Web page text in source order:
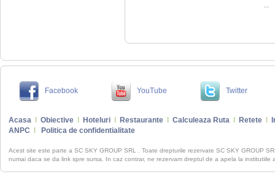
...
Facebook YouTube Twitter
Acasa Obiective Hoteluri Restaurante Calculeaza Ruta Retete
ANPC
Politica de confidentialitate
Acest site este parte a SC SKY GROUP SRL . Toate drepturile rezervate SC SKY GROUP
numai daca se da link spre sursa. In caz contrar, ne rezervam dreptul de a apela la institutiile